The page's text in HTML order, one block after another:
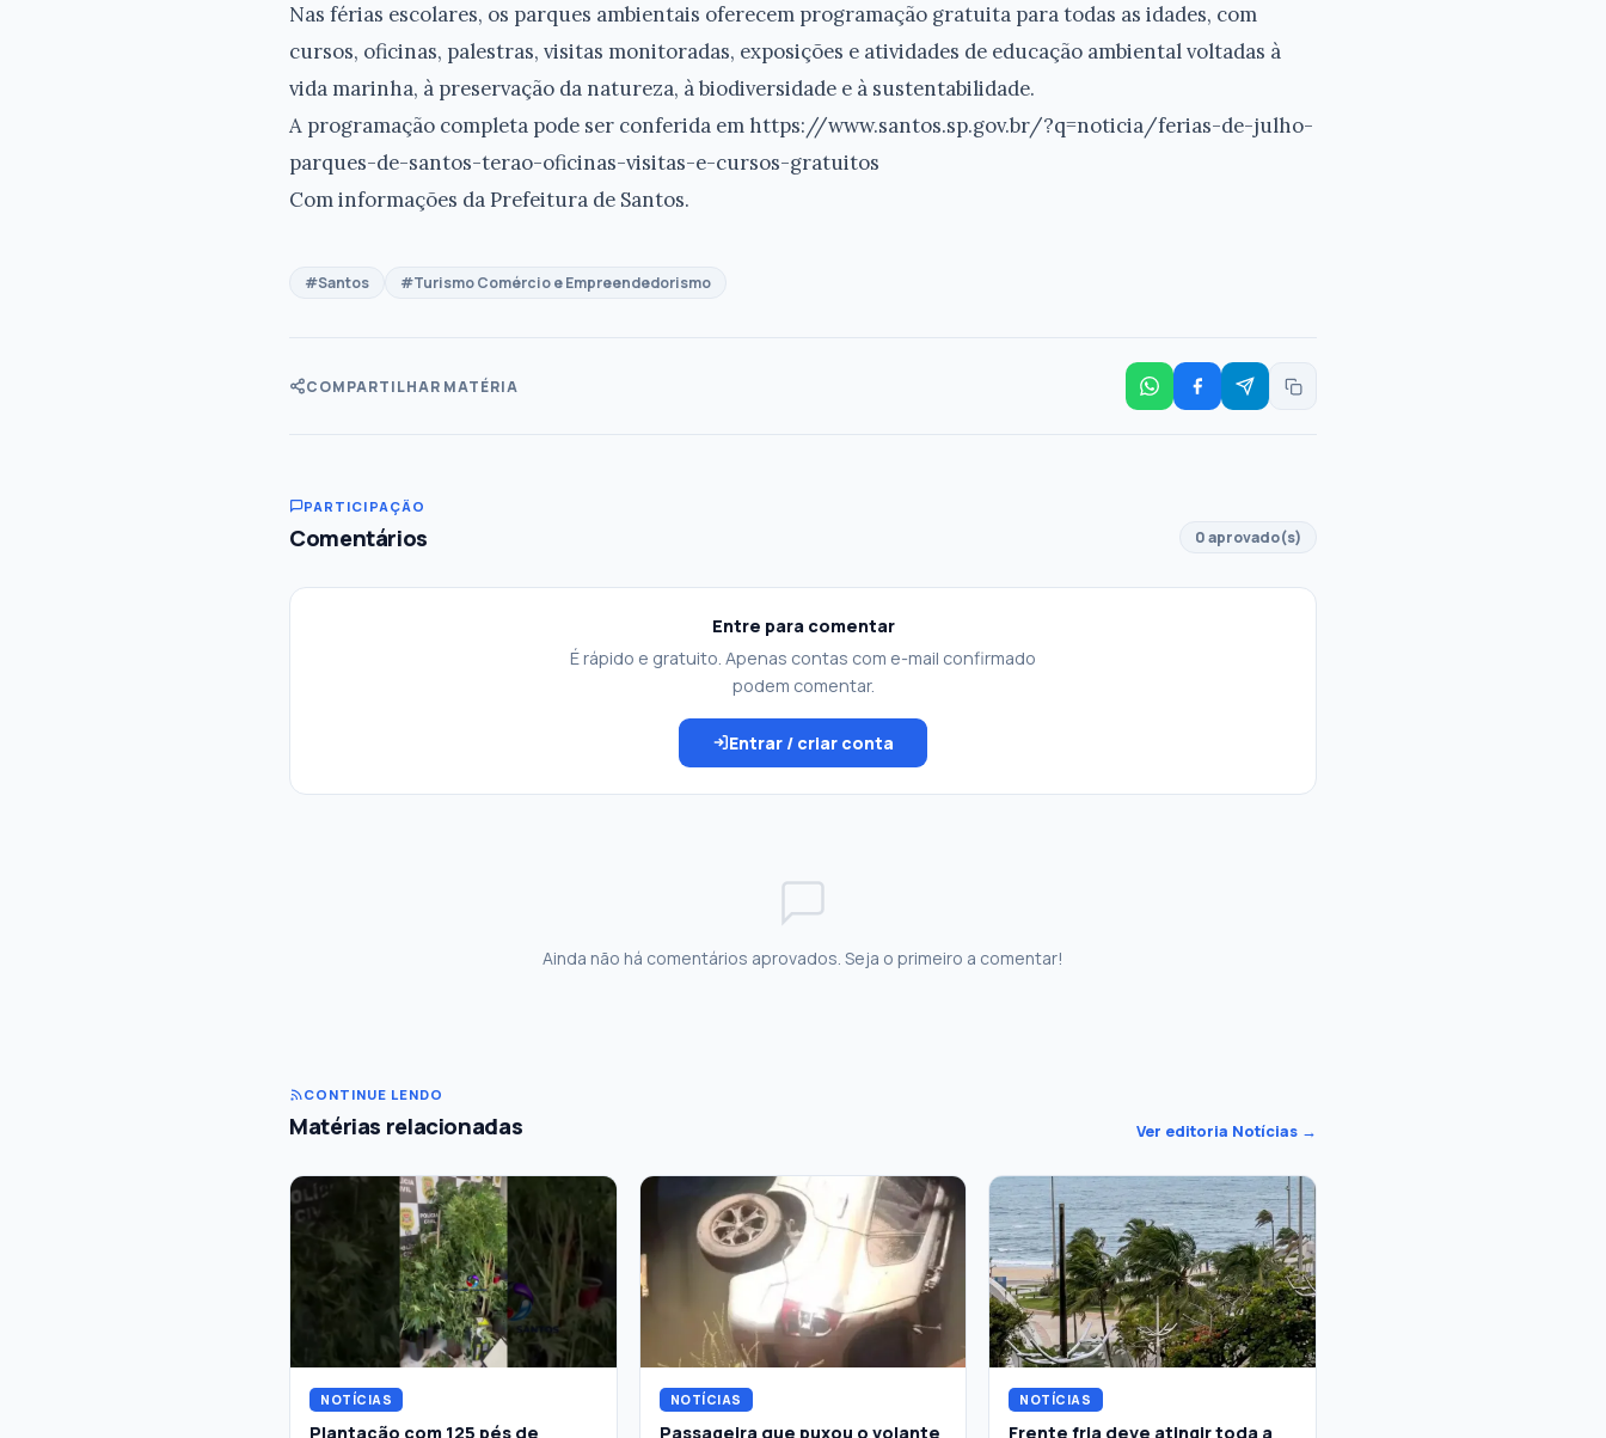
Nas férias escolares, os parques ambientais oferecem programação gratuita para todas as idades, com
cursos, oficinas, palestras, visitas monitoradas, exposições e atividades de educação ambiental voltadas à
vida marinha, à preservação da natureza, à biodiversidade e à sustentabilidade.
A programação completa pode ser conferida em https://www.santos.sp.gov.br/?q=noticia/ferias-de-julho-
parques-de-santos-terao-oficinas-visitas-e-cursos-gratuitos
Com informações da Prefeitura de Santos.
#Santos #Turismo Comércio e Empreendedorismo
COMPARTILHAR MATÉRIA
PARTICIPAÇÃO
Comentários 0 aprovado(s)
Entre para comentar
É rápido e gratuito. Apenas contas com e-mail confirmado
podem comentar.
Entrar / criar conta
Ainda não há comentários aprovados. Seja o primeiro a comentar!
CONTINUE LENDO
Matérias relacionadas Ver editoria Notícias →
NOTÍCIAS
Plantação com 125 pés de
NOTÍCIAS
Passageira que puxou o volante
NOTÍCIAS
Frente fria deve atingir toda a